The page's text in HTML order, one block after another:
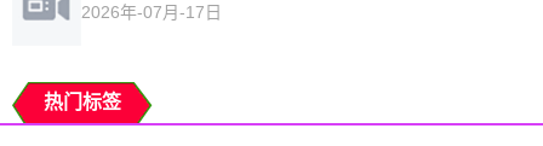
2026年-07月-17日
热门标签